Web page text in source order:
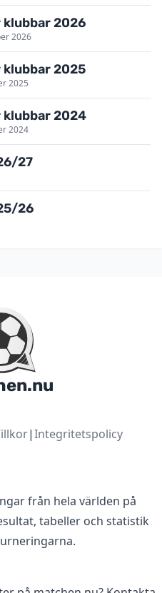
2026
2026
2025
2025
klubbar 2024
2024
27
26
|Integritetspolicy
från hela världen på
tabeller och statistik